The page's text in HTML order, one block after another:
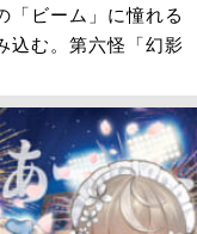
「ビーム」に憧れる
込む。第六怪「幻影